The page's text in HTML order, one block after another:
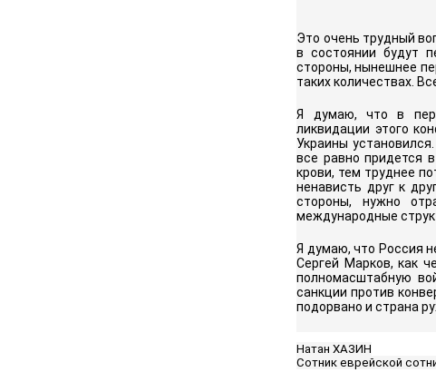
Это очень трудный
в состоянии будут
стороны, нынешнее
таких количествах.
Я думаю, что в
ликвидации этого
Украины
все равно придется
крови, тем труднее
ненависть друг к
стороны, нужно
международные
Я думаю, что Россия
Сергей Марков, как
полномасштабную
санкции против
подорвано и страна
Натан ХАЗИН
Сотник еврейской